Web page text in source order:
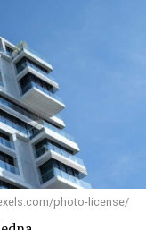
photo-license/